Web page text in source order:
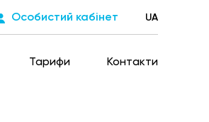
Особистий кабінет UA
Тарифи Контакти